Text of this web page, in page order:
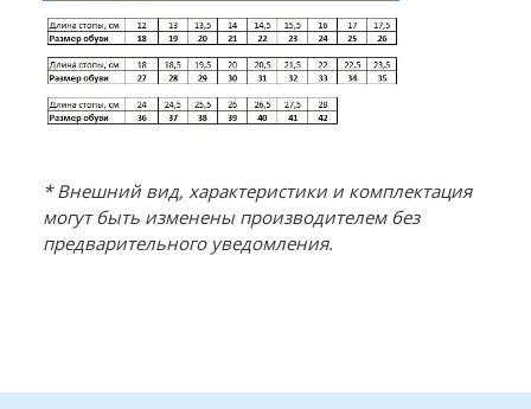
* Внешний вид, характеристики и комплектация
могут быть изменены производителем без
предварительного уведомления.